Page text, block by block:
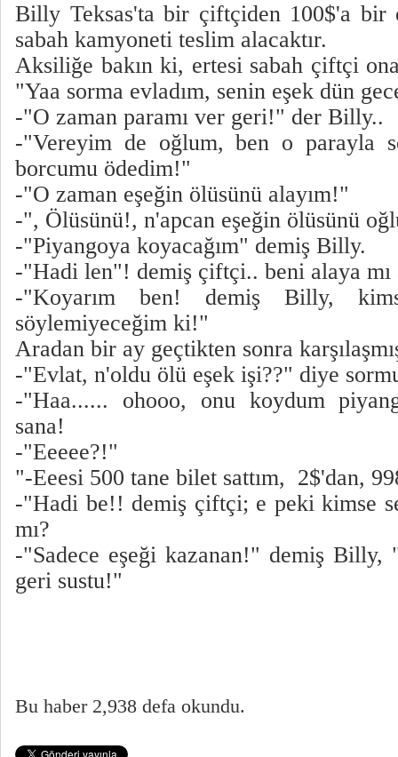
Billy Teksas'ta bir çiftçiden 100$'a bir
sabah kamyoneti teslim alacaktır.
Aksiliğe bakın ki, ertesi sabah çiftçi
"Yaa sorma evladım, senin eşek dün
-"O zaman paramı ver geri!" der Billy..
-"Vereyim de oğlum, ben o parayla
borcumu ödedim!"
-"O zaman eşeğin ölüsünü alayım!"
-", Ölüsünü!, n'apcan eşeğin ölüsünü
-"Piyangoya koyacağım" demiş Billy.
-"Hadi len"! demiş çiftçi.. beni alaya mı
-"Koyarım ben! demiş Billy,
söylemiyeceğim ki!"
Aradan bir ay geçtikten sonra
-"Evlat, n'oldu ölü eşek işi??" diye
-"Haa...... ohooo, onu koydum
sana!
-"Eeeee?!"
"-Eeesi 500 tane bilet sattım, 2$'dan,
-"Hadi be!! demiş çiftçi; e peki kimse
mı?
-"Sadece eşeği kazanan!" demiş Billy,
geri sustu!"
Bu haber 2,938 defa okundu.